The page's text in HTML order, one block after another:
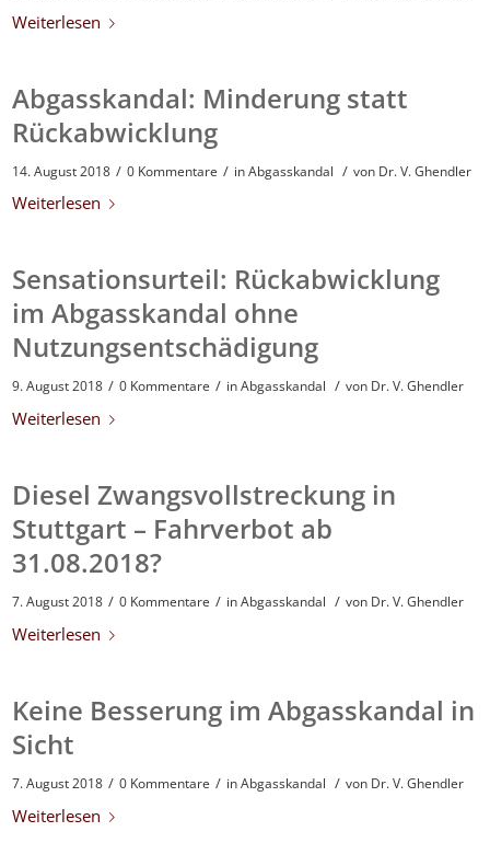
Weiterlesen
Abgasskandal: Minderung statt
Rückabwicklung
14. August 2018 / 0 Kommentare / inAbgasskandal / von Dr. V. Ghendler
Weiterlesen
Sensationsurteil: Rückabwicklung
im Abgasskandal ohne
Nutzungsentschädigung
9. August 2018 / 0 Kommentare / inAbgasskandal / von Dr. V. Ghendler
Weiterlesen
Diesel Zwangsvollstreckung in
Stuttgart – Fahrverbot ab
31.08.2018?
7. August 2018 / 0 Kommentare / inAbgasskandal / von Dr. V. Ghendler
Weiterlesen
Keine Besserung im Abgasskandal in
Sicht
7. August 2018 / 0 Kommentare / inAbgasskandal / von Dr. V. Ghendler
Weiterlesen